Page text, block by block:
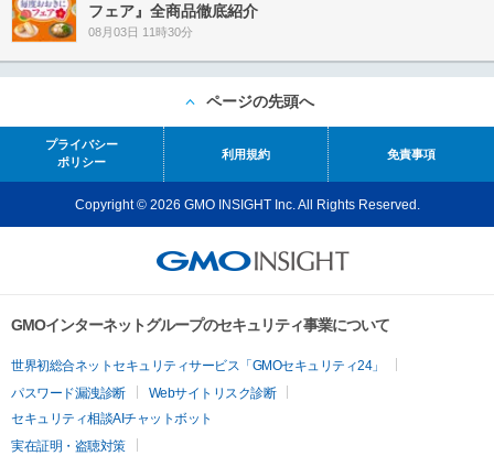
フェア』全商品徹底紹介
08月03日 11時30分
ページの先頭へ
プライバシー
ポリシー
利用規約 免責事項
Copyright © 2026 GMO INSIGHT Inc. All Rights Reserved.
GMOインターネットグループのセキュリティ事業について
世界初総合ネットセキュリティサービス「GMOセキュリティ24」
パスワード漏洩診断
Webサイトリスク診断
セキュリティ相談AIチャットボット
実在証明・盗聴対策